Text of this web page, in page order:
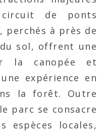
de ponts
perchés à près de
sol, offrent une
la canopée et
expérience en
la forêt. Outre
parc se consacre
espèces locales,